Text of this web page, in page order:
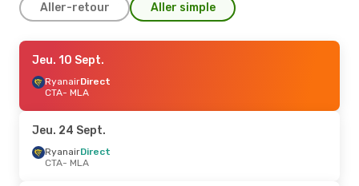
Aller-retour Aller simple
Jeu. 3 Sept.- Lun. 7 Sept.
RyanairDirect
CTA- MLA
MLA- CTA
Lun. 14 Sept.- Mar. 15 Sept.
Jeu. 10 Sept.
RyanairDirect
CTA- MLA
Jeu. 24 Sept.
RyanairDirect
CTA- MLA